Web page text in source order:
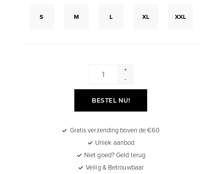
S M L XL XXL
+
-
BESTEL NU!
Gratis verzending boven de €60
Uniek aanbod
Niet goed? Geld terug
Veilig & Betrouwbaar